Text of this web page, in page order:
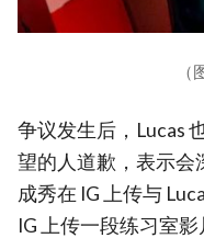
（
争议发生后，Lucas
望的人道歉，表示会
成秀在 IG 上传与
IG 上传一段练习室